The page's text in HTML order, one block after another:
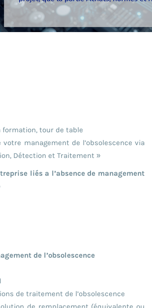
formation, tour de table
management de l’obsolescence via
Détection et Traitement »
liés a l’absence de management
de l’obsolescence
de traitement de l’obsolescence